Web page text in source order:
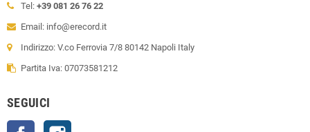
Tel: +39 081 26 76 22
Email: info@erecord.it
Indirizzo: V.co Ferrovia 7/8 80142 Napoli Italy
Partita Iva: 07073581212
SEGUICI
Facebook